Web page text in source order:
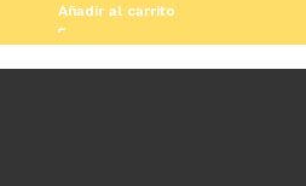
Añadir al carrito